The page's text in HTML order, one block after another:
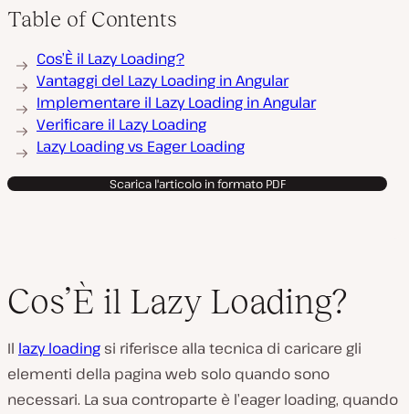
Table of Contents
Cos’È il Lazy Loading?
Vantaggi del Lazy Loading in Angular
Implementare il Lazy Loading in Angular
Verificare il Lazy Loading
Lazy Loading vs Eager Loading
Scarica l'articolo in formato PDF
Cos’È il Lazy Loading?
Il lazy loading si riferisce alla tecnica di caricare gli
elementi della pagina web solo quando sono
necessari. La sua controparte è l’eager loading, quando